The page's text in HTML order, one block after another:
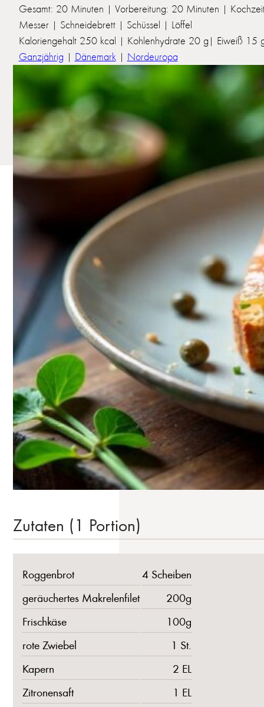
Gesamt: 20 Minuten | Vorbereitung: 20 Minuten |
Messer | Schneidebrett | Schüssel | Löffel
Kaloriengehalt 250 kcal | Kohlenhydrate 20 g| Eiweiß 15
Ganzjährig | Dänemark| Nordeuropa
Zutaten (1 Portion)
Roggenbrot
4 Scheiben
geräuchertes Makrelenfilet
200g
Frischkäse
100g
rote Zwiebel
1 St.
Kapern
2 EL
Zitronensaft
1 EL